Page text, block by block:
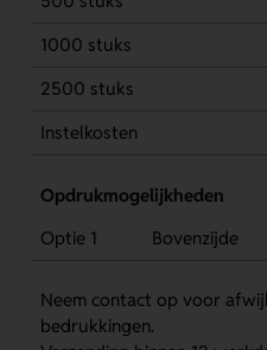
1000 stuks
2500 stuks
Instelkosten
Opdrukmogelijkheden
Optie 1
Bovenzijde
Neem contact op voor
bedrukkingen.